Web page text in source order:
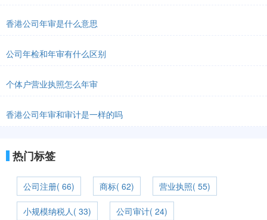
香港公司年审是什么意思
公司年检和年审有什么区别
个体户营业执照怎么年审
香港公司年审和审计是一样的吗
热门标签
公司注册( 66) 商标( 62) 营业执照( 55)
小规模纳税人( 33) 公司审计( 24)